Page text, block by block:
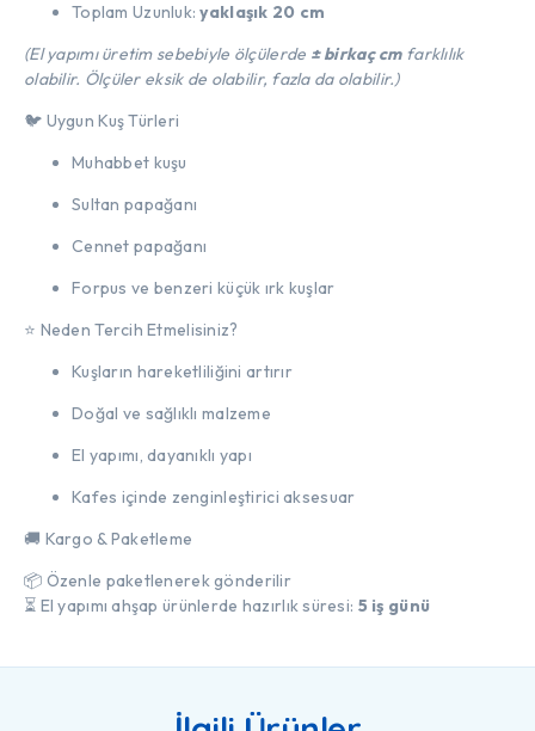
Toplam Uzunluk:yaklaşık 20 cm
(El yapımı üretim sebebiyle ölçülerde ± birkaç cmfarklılık
olabilir. Ölçüler eksik de olabilir, fazla da olabilir.)
🐦 Uygun Kuş Türleri
Muhabbet kuşu
Sultan papağanı
Cennet papağanı
Forpus ve benzeri küçük ırk kuşlar
⭐ Neden Tercih Etmelisiniz?
Kuşların hareketliliğini artırır
Doğal ve sağlıklı malzeme
El yapımı, dayanıklı yapı
Kafes içinde zenginleştirici aksesuar
🚚 Kargo & Paketleme
📦 Özenle paketlenerek gönderilir
⏳ El yapımı ahşap ürünlerde hazırlık süresi: 5 iş günü